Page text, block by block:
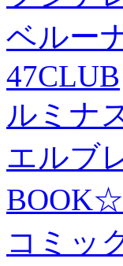
ベルー
47CLUB
ルミナ
エルブ
コミッ